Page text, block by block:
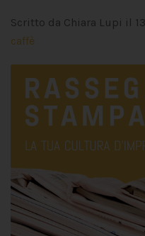
Scritto da Chiara Lupi il
caffè